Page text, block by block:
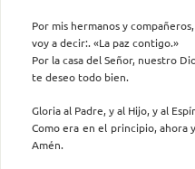
Por mis hermanos y compañeros,
voy a decir:. «La paz contigo.»
Por la casa del Señor, nuestro
te deseo todo bien.
Gloria al Padre, y al Hijo, y al
Como era en el principio, ahora
Amén.